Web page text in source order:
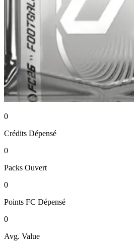
0
Crédits Dépensé
0
Packs Ouvert
0
Points FC Dépensé
0
Avg. Value